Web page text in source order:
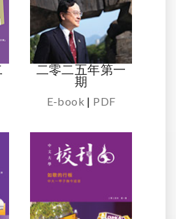
二零二五年第一
期
E-book | PDF